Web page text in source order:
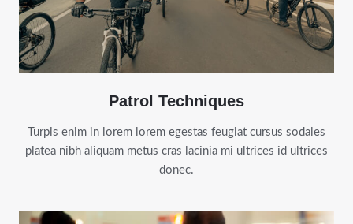
Patrol Techniques
Turpis enim in lorem lorem egestas feugiat cursus sodales
platea nibh aliquam metus cras lacinia mi ultrices id ultrices
donec.